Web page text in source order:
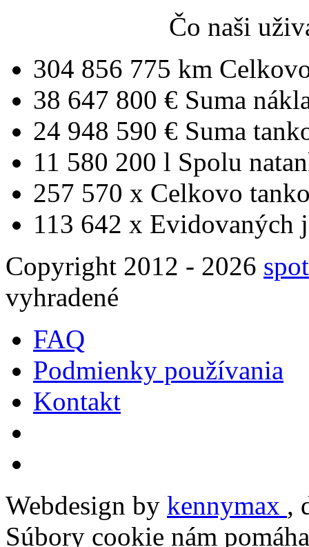
Čo naši
304 856 775 km
38 647 800 € Suma
24 948 590 € Suma
11 580 200 l Spolu
257 570 x Celkovo
113 642 x Evidovaných
Copyright 2012 - 2026
vyhradené
FAQ
Podmienky používania
Kontakt
Webdesign by kennymax ,
Súbory cookie nám